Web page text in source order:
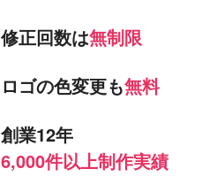
修正回数は無制限
ロゴの色変更も無料
創業12年
6,000件以上制作実績